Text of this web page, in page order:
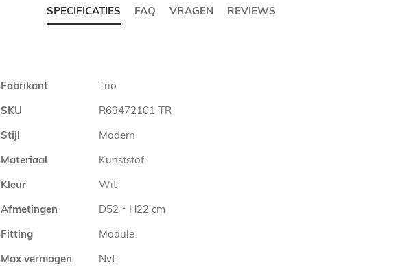
SPECIFICATIES FAQ VRAGEN REVIEWS
Meer
Fabrikant
Trio
SKU
R69472101-TR
Stijl
Modern
Materiaal
Kunststof
Kleur
Wit
Afmetingen
D52 * H22 cm
Fitting
Module
Max vermogen
Nvt